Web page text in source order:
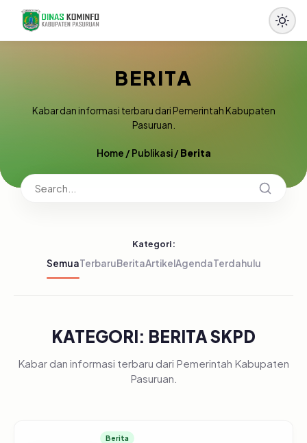
BERITA
Kabar dan informasi terbaru dari Pemerintah Kabupaten
Pasuruan.
Home /Publikasi/Berita
Kategori:
SemuaTerbaruBeritaArtikelAgendaTerdahulu
KATEGORI: BERITA SKPD
Kabar dan informasi terbaru dari Pemerintah Kabupaten
Pasuruan.
Berita